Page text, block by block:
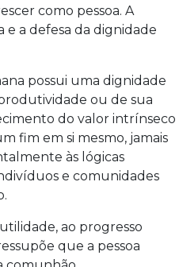
como pessoa. A
e a defesa da dignidade
possui uma dignidade
ou de sua
do valor intrínseco
fim em si mesmo, jamais
às lógicas
e comunidades
ao progresso
que a pessoa